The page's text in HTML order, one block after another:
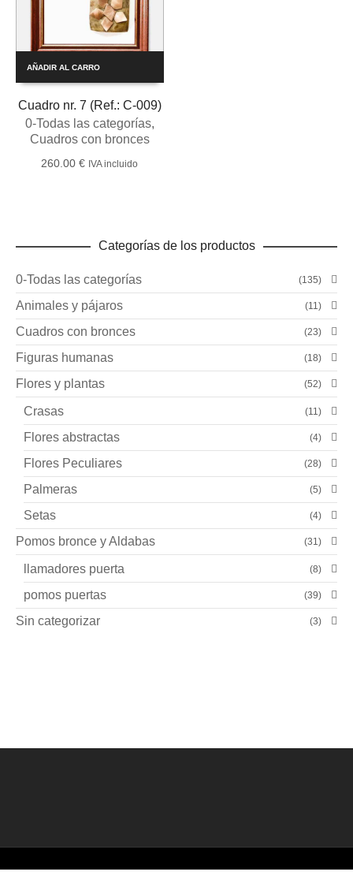
AÑADIR AL CARRO
Cuadro nr. 7 (Ref.: C-009)
0-Todas las categorías,
Cuadros con bronces
260.00€ IVA incluido
Categorías de los productos
0-Todas las categorías (135)
Animales y pájaros (11)
Cuadros con bronces (23)
Figuras humanas (18)
Flores y plantas (52)
Crasas (11)
Flores abstractas (4)
Flores Peculiares (28)
Palmeras (5)
Setas (4)
Pomos bronce y Aldabas (31)
llamadores puerta (8)
pomos puertas (39)
Sin categorizar (3)